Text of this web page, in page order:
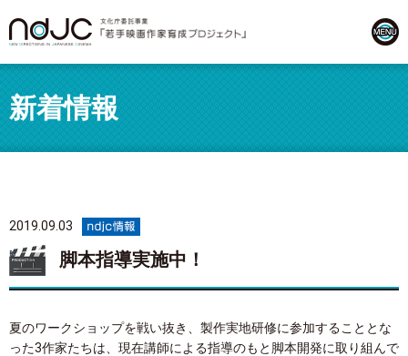
新着情報
2019.09.03
脚本指導実施中！
夏のワークショップを戦い抜き、製作実地研修に参加することとな
った3作家たちは、現在講師による指導のもと脚本開発に取り組んで